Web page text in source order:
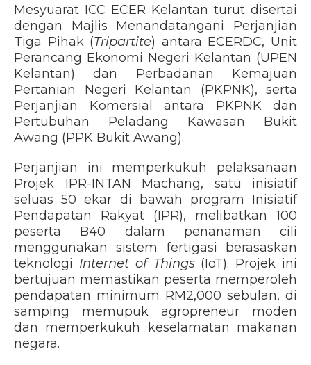
Mesyuarat ICC ECER Kelantan turut disertai
dengan Majlis Menandatangani Perjanjian
Tiga Pihak (Tripartite) antara ECERDC, Unit
Perancang Ekonomi Negeri Kelantan (UPEN
Kelantan) dan Perbadanan Kemajuan
Pertanian Negeri Kelantan (PKPNK), serta
Perjanjian Komersial antara PKPNK dan
Pertubuhan Peladang Kawasan Bukit
Awang (PPK Bukit Awang).
Perjanjian ini memperkukuh pelaksanaan
Projek IPR-INTAN Machang, satu inisiatif
seluas 50 ekar di bawah program Inisiatif
Pendapatan Rakyat (IPR), melibatkan 100
peserta B40 dalam penanaman cili
menggunakan sistem fertigasi berasaskan
teknologi Internet of Things (IoT). Projek ini
bertujuan memastikan peserta memperoleh
pendapatan minimum RM2,000 sebulan, di
samping memupuk agropreneur moden
dan memperkukuh keselamatan makanan
negara.